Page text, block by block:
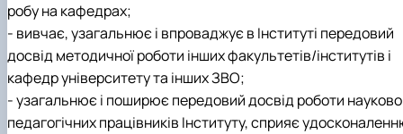
робу на кафедрах;
- вивчає, узагальнює і впроваджує в Інституті передовий
досвід методичної роботи інших факультетів/інститутів і
кафедр університету та інших ЗВО;
- узагальнює і поширює передовий досвід роботи
педагогічних працівників Інституту, сприяє